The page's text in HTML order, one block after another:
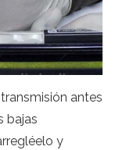
antes
bajas
y